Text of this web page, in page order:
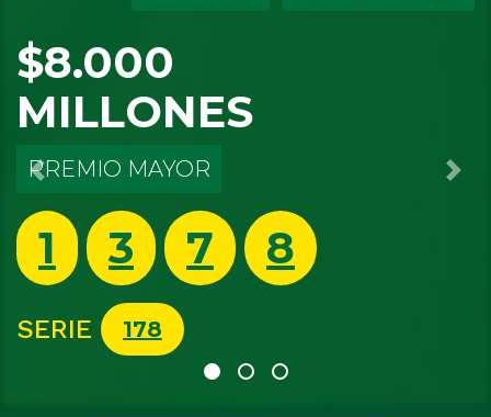
$12.000
MILLONES
EXTRAORDINARIO
8 0 1 3
SERIE 313
Previous